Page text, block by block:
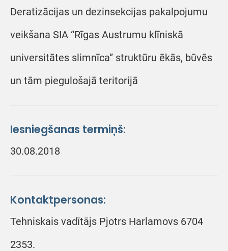
Deratizācijas un dezinsekcijas pakalpojumu
veikšana SIA “Rīgas Austrumu klīniskā
universitātes slimnīca” struktūru ēkās, būvēs
un tām piegulošajā teritorijā
Iesniegšanas termiņš:
30.08.2018
Kontaktpersonas:
Tehniskais vadītājs Pjotrs Harlamovs 6704
2353.